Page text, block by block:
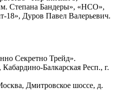
Степана Бандеры», «НСО»,
18», Дуров Павел Валерьевич.
Секретно Трейд».
Балкарская Респ., г.
Дмитровское шоссе, д.